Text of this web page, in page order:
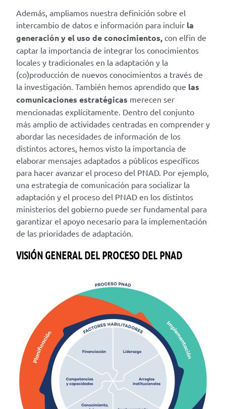
Además, ampliamos nuestra definición sobre el
intercambio de datos e información para incluir la
generación y el uso de conocimientos, con elfin de
captar la importancia de integrar los conocimientos
locales y tradicionales en la adaptación y la
(co)producción de nuevos conocimientos a través de
la investigación. También hemos aprendido que las
comunicaciones estratégicas merecen ser
mencionadas explícitamente. Dentro del conjunto
más amplio de actividades centradas en comprender y
abordar las necesidades de información de los
distintos actores, hemos visto la importancia de
elaborar mensajes adaptados a públicos específicos
para hacer avanzar el proceso del PNAD. Por ejemplo,
una estrategia de comunicación para socializar la
adaptación y el proceso del PNAD en los distintos
ministerios del gobierno puede ser fundamental para
garantizar el apoyo necesario para la implementación
de las prioridades de adaptación.
VISIÓN GENERAL DEL PROCESO DEL PNAD